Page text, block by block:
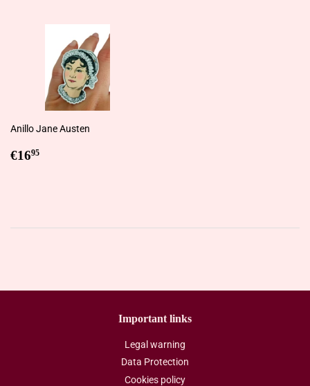
Anillo Jane Austen
Regular
€1695
Important links
Legal warning
Data Protection
Cookies policy